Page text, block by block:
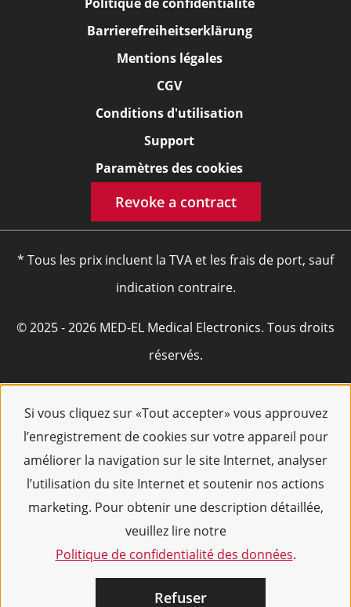
Si vous cliquez sur «Tout accepter» vous approuvez
l’enregistrement de cookies sur votre appareil pour
améliorer la navigation sur le site Internet, analyser
l’utilisation du site Internet et soutenir nos actions
marketing. Pour obtenir une description détaillée,
veuillez lire notre
Politique de confidentialité des données.
Refuser
Barrierefreiheitserklärung
Mentions légales
CGV
Conditions d'utilisation
Support
Paramètres des cookies
Revoke a contract
* Tous les prix incluent la TVA et les frais de port, sauf
indication contraire.
© 2025 - 2026 MED-EL Medical Electronics. Tous droits
réservés.